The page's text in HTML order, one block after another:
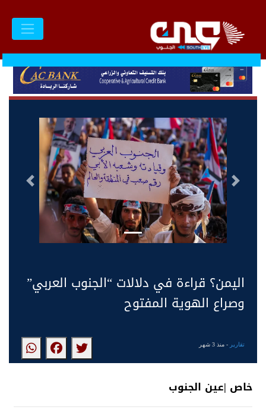
التالى السابق
اليمن؟ قراءة في دلالات “الجنوب العربي”
وصراع الهوية المفتوح
تقارير - منذ 3 شهر
خاص |عين الجنوب